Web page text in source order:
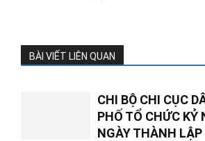
BÀI VIẾT LIÊN QUAN
CHI BỘ CHI CỤC
PHỐ TỔ CHỨC KỶ
NGÀY THÀNH